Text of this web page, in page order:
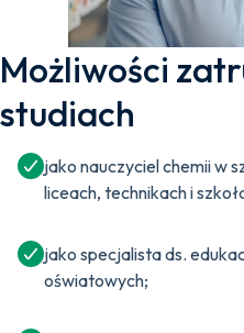
Możliwości
studiach
jako nauczyciel chemii w
liceach, technikach i
jako specjalista ds.
oświatowych;